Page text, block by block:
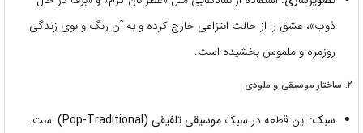
ذوب»، عشق را از حالت انتزاعی خارج کرده و به آن رنگ و بوی زندگی
روزمره و ملموس بخشیده است.
۲. ساختار موسیقی و ملودی
سبک: این قطعه در سبک موسیقی تلفیقی (Pop-Traditional)
است.